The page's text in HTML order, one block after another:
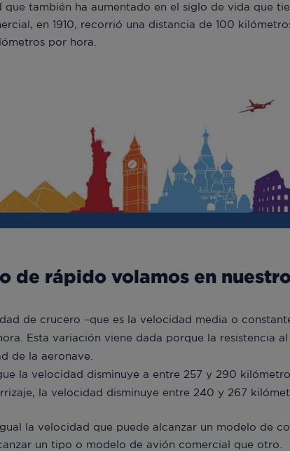
también ha aumentado en el siglo de vida que
en 1910, recorrió una distancia de 100
por hora.
de rápido volamos en
de crucero –que es la velocidad media o
Esta variación viene dada porque la resistencia
de la aeronave.
la velocidad disminuye a entre 257 y 290
la velocidad disminuye entre 240 y 267
la velocidad que puede alcanzar un modelo de
un tipo o modelo de avión comercial que otro.